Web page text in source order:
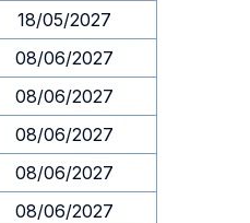
18/05/2027
08/06/2027
08/06/2027
08/06/2027
08/06/2027
08/06/2027